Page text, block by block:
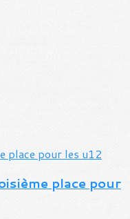
place pour